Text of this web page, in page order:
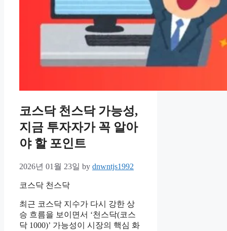
코스닥 천스닥 가능성,
지금 투자자가 꼭 알아
야 할 포인트
2026년 01월 23일 by dnwntjs1992
코스닥 천스닥
최근 코스닥 지수가 다시 강한 상
승 흐름을 보이면서 ‘천스닥(코스
닥 1000)’ 가능성이 시장의 핵심 화